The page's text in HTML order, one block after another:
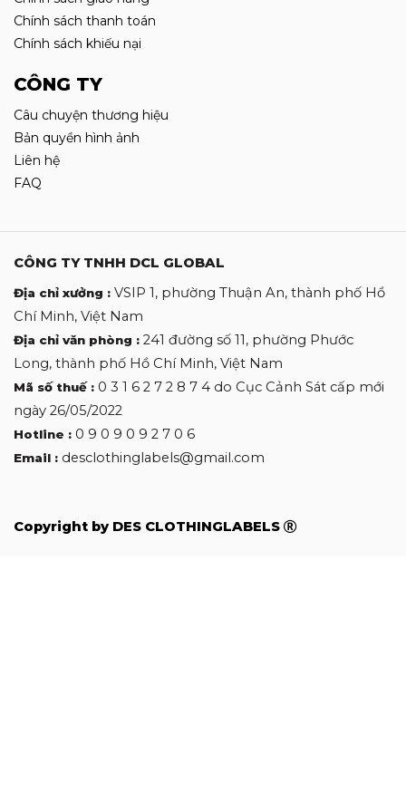
Chính sách thanh toán
Chính sách khiếu nại
CÔNG TY
Câu chuyện thương hiệu
Bản quyền hình ảnh
Liên hệ
FAQ
CÔNG TY TNHH DCL GLOBAL
Địa chỉ xưởng : VSIP 1, phường Thuận An, thành phố Hồ
Chí Minh, Việt Nam
Địa chỉ văn phòng : 241 đường số 11, phường Phước
Long, thành phố Hồ Chí Minh, Việt Nam
Mã số thuế : 0 3 1 6 2 7 2 8 7 4 do Cục Cảnh Sát cấp mới
ngày 26/05/2022
Hotline : 0 9 0 9 0 9 2 7 0 6
Email : desclothinglabels@gmail.com
Copyright by DES CLOTHINGLABELS